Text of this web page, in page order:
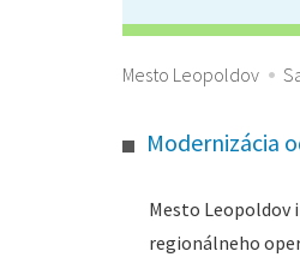
Mesto Leopoldov
Modernizácia
Mesto Leopoldov
regionálneho